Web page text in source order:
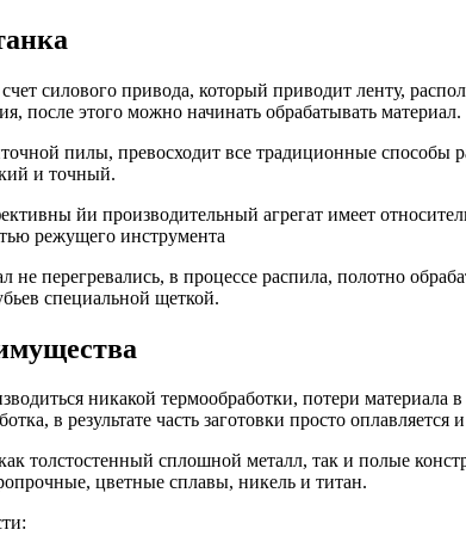
счет силового привода, который приводит ленту,
после этого можно начинать обрабатывать материал.
пилы, превосходит все традиционные способы
и точный.
йи производительный агрегат имеет
режущего инструмента
не перегревались, в процессе распила, полотно
специальной щеткой.
никакой термообработки, потери
в результате часть заготовки просто оплавляется и
толстостенный сплошной металл, так и полые
цветные сплавы, никель и титан.